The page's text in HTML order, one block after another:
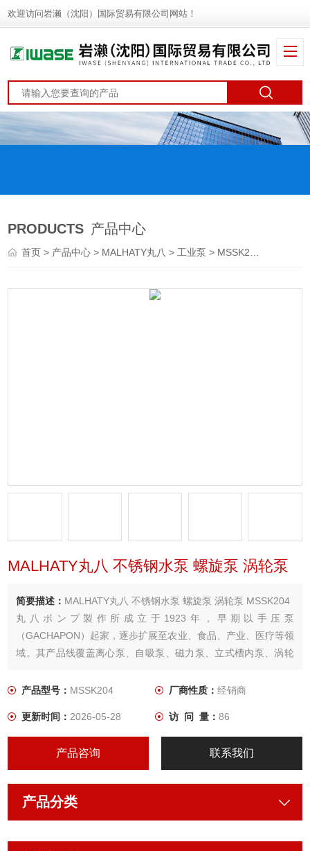
欢迎访问岩濑（沈阳）国际贸易有限公司网站！
PRODUCTS 产品中心
首页> 产品中心 > MALHATY丸八 >工业泵 > MSSK204MALHATY丸八 不锈钢水泵 螺旋泵 涡轮泵
MALHATY丸八 不锈钢水泵 螺旋泵 涡轮泵
简要描述： MALHATY丸八 不锈钢水泵 螺旋泵 涡轮泵 MSSK204
丸八ポンプ製作所成立于1923年，早期以手压泵
（GACHAPON）起家，逐步扩展至农业、食品、产业、医疗等领
域。其产品线覆盖离心泵、自吸泵、磁力泵、立式槽内泵、涡轮
面处理/电镀、化工、电子半导体、环保水处理、制药等对流体输
产品型号： MSSK204 厂商性质： 经销商
更新时间：2026-05-28 访 问 量： 86
产品咨询 联系我们
产品分类